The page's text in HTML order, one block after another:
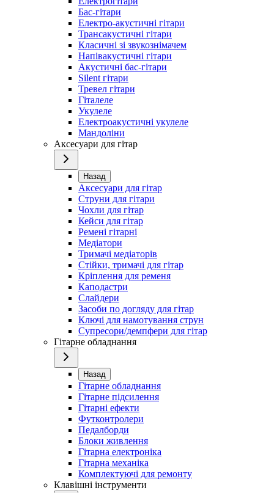
Бас-гітари
Електро-акустичні гітари
Трансакустичні гітари
Класичні зі звукознімачем
Напівакустичні гітари
Акустичні бас-гітари
Silent гітари
Тревел гітари
Гіталеле
Укулеле
Електроакустичні укулеле
Мандоліни
Аксесуари для гітар
Назад
Аксесуари для гітар
Струни для гітари
Чохли для гітар
Кейси для гітар
Ремені гітарні
Медіатори
Тримачі медіаторів
Стійки, тримачі для гітар
Кріплення для ременя
Каподастри
Слайдери
Засоби по догляду для гітар
Ключі для намотування струн
Супресори/демпфери для гітар
Гітарне обладнання
Назад
Гітарне обладнання
Гітарне підсилення
Гітарні ефекти
Футконтролери
Педалборди
Блоки живлення
Гітарна електроніка
Гітарна механіка
Комплектуючі для ремонту
Клавішні інструменти